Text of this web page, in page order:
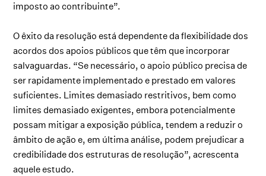
imposto ao contribuinte”.
O êxito da resolução está dependente da flexibilidade dos
acordos dos apoios públicos que têm que incorporar
salvaguardas. “Se necessário, o apoio público precisa de
ser rapidamente implementado e prestado em valores
suficientes. Limites demasiado restritivos, bem como
limites demasiado exigentes, embora potencialmente
possam mitigar a exposição pública, tendem a reduzir o
âmbito de ação e, em última análise, podem prejudicar a
credibilidade dos estruturas de resolução”, acrescenta
aquele estudo.